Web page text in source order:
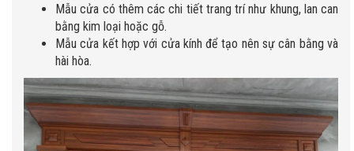
Mẫu cửa có thêm các chi tiết trang trí như khung, lan can
bằng kim loại hoặc gỗ.
Mẫu cửa kết hợp với cửa kính để tạo nên sự cân bằng và
hài hòa.